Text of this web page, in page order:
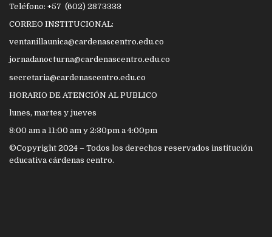
Teléfono: +57 (602) 2873333
CORREO INSTITUCIONAL:
ventanillaunica@cardenascentro.edu.co
jornadanocturna@cardenascentro.edu.co
secretaria@cardenascentro.edu.co
HORARIO DE ATENCIÓN AL PUBLICO
lunes, martes y jueves
8:00 am a 11:00 am y 2:30pm a 4:00pm
©Copyright 2024 – Todos los derechos reservados institución
educativa cárdenas centro.